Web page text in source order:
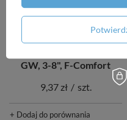
GW, 3-8", F-Comfort
9,37 zł / szt.
+ Dodaj do porównania